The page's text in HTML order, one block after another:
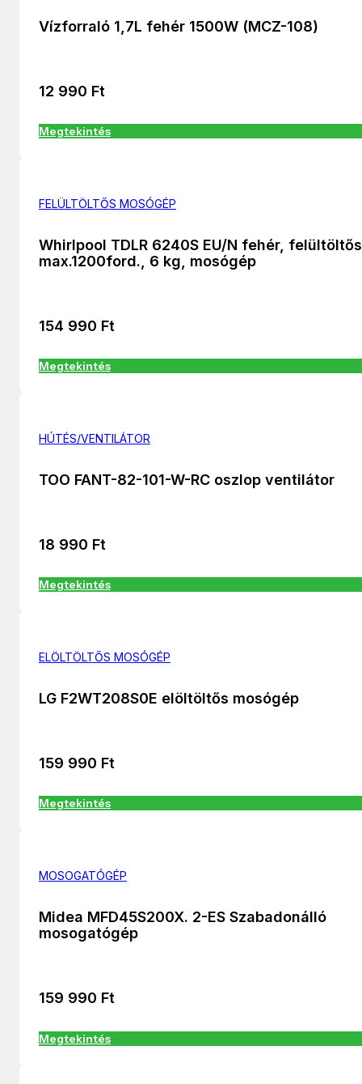
Vízforraló 1,7L fehér 1500W (MCZ-108)
12 990 Ft
Megtekintés
FELÜLTÖLTŐS MOSÓGÉP
Whirlpool TDLR 6240S EU/N fehér,
max.1200ford., 6 kg, mosógép
154 990 Ft
Megtekintés
HÚTÉS/VENTILÁTOR
TOO FANT-82-101-W-RC oszlop ventilátor
18 990 Ft
Megtekintés
ELÖLTÖLTŐS MOSÓGÉP
LG F2WT208S0E elöltöltős mosógép
159 990 Ft
Megtekintés
MOSOGATÓGÉP
Midea MFD45S200X. 2-ES Szabadonálló
mosogatógép
159 990 Ft
Megtekintés